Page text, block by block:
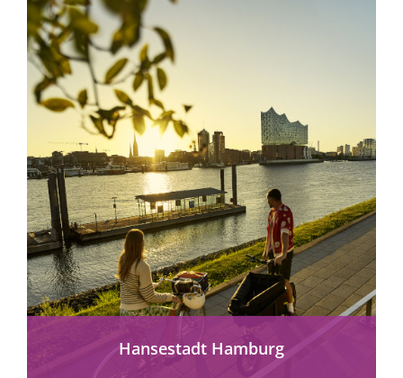
mehr erfahren
Hansestadt Hamburg